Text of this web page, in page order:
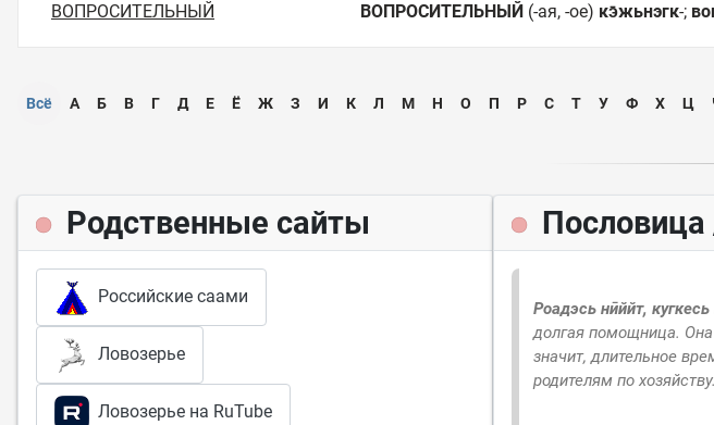
ВОПРОСИТЕЛЬНЫЙ ВОПРОСИТЕЛЬНЫЙ (-ая, -ое) кэ̄жьнэгк-;
Всё А Б В Г Д Е Ё Ж З И К Л М Н О П Р С Т У Ф Х Ц
Родственные сайты
Российские саами
Ловозерье
Ловозерье на RuTube
Пословица
Роадэсь нӣййт, кугкесь
долгая помощница.
значит, длительное
родителям по хозяйству.